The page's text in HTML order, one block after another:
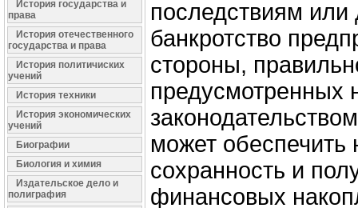
История государства и
права
История отечественного
государства и права
История политичиских
учений
История техники
История экономических
учений
Биографии
Биология и химия
Издательское дело и
полиграфия
последствиям или
банкротство
стороны,
предусмотренных
может обеспечить
сохранность и
финансовых